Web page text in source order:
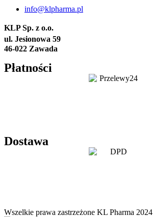
info@klpharma.pl
KLP Sp. z o.o.
ul. Jesionowa 59
46-022 Zawada
Płatności
Dostawa
Wszelkie prawa zastrzeżone KL Pharma 2024